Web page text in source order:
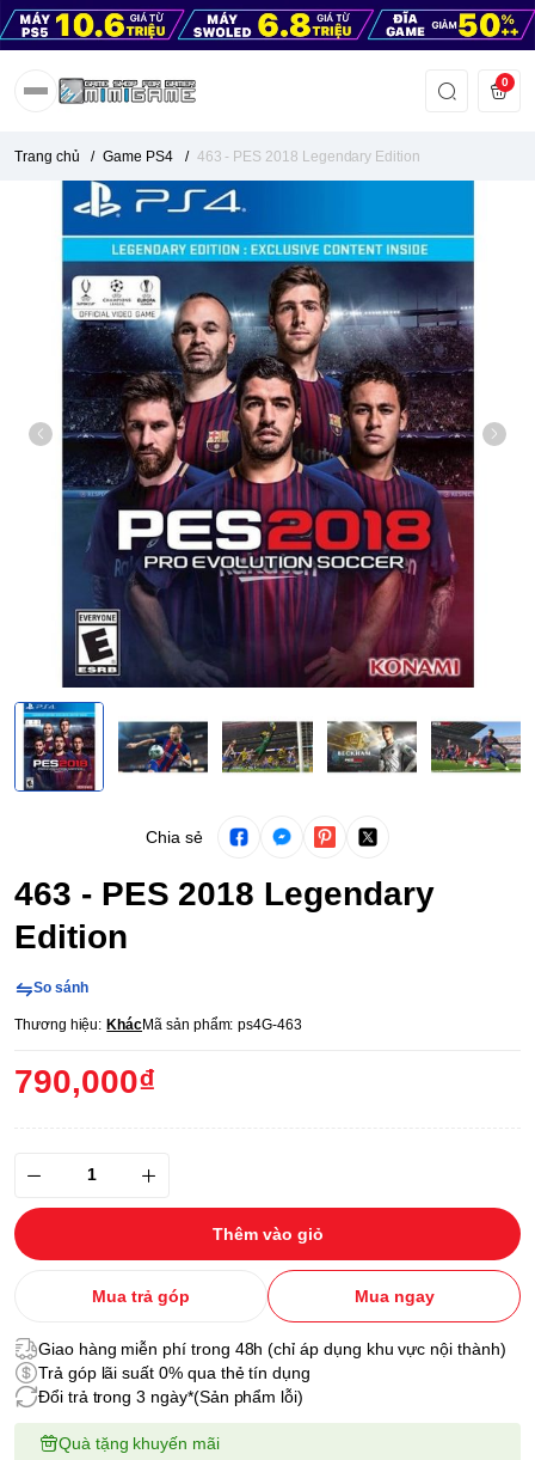
0
Trang chủ / Game PS4 / 463 - PES 2018 Legendary Edition
Chia sẻ
463 - PES 2018 Legendary
Edition
So sánh
Thương hiệu: KhácMã sản phẩm: ps4G-463
790,000₫
Thêm vào giỏ
Mua trả góp Mua ngay
Giao hàng miễn phí trong 48h (chỉ áp dụng khu vực nội thành)
Trả góp lãi suất 0% qua thẻ tín dụng
Đổi trả trong 3 ngày*(Sản phẩm lỗi)
Quà tặng khuyến mãi